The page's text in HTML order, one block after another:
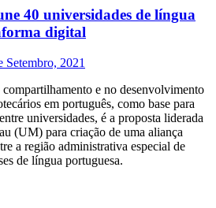
40 universidades de língua
digital
Setembro, 2021
e no desenvolvimento
em português, como base para
universidades, é a proposta liderada
(UM) para criação de uma aliança
a região administrativa especial de
de língua portuguesa.